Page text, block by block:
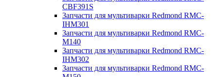
CBF391S
Запчасти для мультиварки Redmond RMC-
IHM301
Запчасти для мультиварки Redmond RMC-
M140
Запчасти для мультиварки Redmond RMC-
IHM302
Запчасти для мультиварки Redmond RMC-